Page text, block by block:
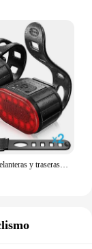
Juego de luces delanteras y traseras para bicicleta de montaña, linterna LED con carga USB, resistente al agua